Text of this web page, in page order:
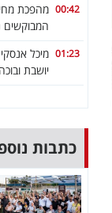
00:42 מהפכת
01:23 מיכל
יושבת
כתבות